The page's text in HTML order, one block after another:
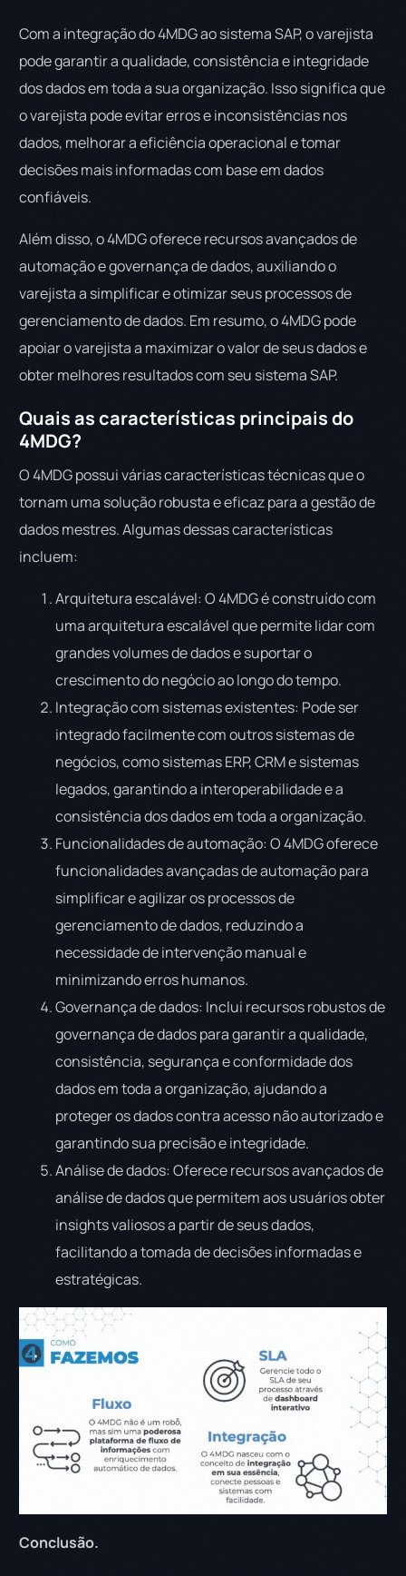
Com a integração do 4MDG ao sistema SAP, o varejista
pode garantir a qualidade, consistência e integridade
dos dados em toda a sua organização. Isso significa que
o varejista pode evitar erros e inconsistências nos
dados, melhorar a eficiência operacional e tomar
decisões mais informadas com base em dados
confiáveis.
Além disso, o 4MDG oferece recursos avançados de
automação e governança de dados, auxiliando o
varejista a simplificar e otimizar seus processos de
gerenciamento de dados. Em resumo, o 4MDG pode
apoiar o varejista a maximizar o valor de seus dados e
obter melhores resultados com seu sistema SAP.
Quais as características principais do
4MDG?
O 4MDG possui várias características técnicas que o
tornam uma solução robusta e eficaz para a gestão de
dados mestres. Algumas dessas características
incluem:
Arquitetura escalável: O 4MDG é construído com
uma arquitetura escalável que permite lidar com
grandes volumes de dados e suportar o
crescimento do negócio ao longo do tempo.
Integração com sistemas existentes: Pode ser
integrado facilmente com outros sistemas de
negócios, como sistemas ERP, CRM e sistemas
legados, garantindo a interoperabilidade e a
consistência dos dados em toda a organização.
Funcionalidades de automação: O 4MDG oferece
funcionalidades avançadas de automação para
simplificar e agilizar os processos de
gerenciamento de dados, reduzindo a
necessidade de intervenção manual e
minimizando erros humanos.
Governança de dados: Inclui recursos robustos de
governança de dados para garantir a qualidade,
consistência, segurança e conformidade dos
dados em toda a organização, ajudando a
proteger os dados contra acesso não autorizado e
garantindo sua precisão e integridade.
Análise de dados: Oferece recursos avançados de
análise de dados que permitem aos usuários obter
insights valiosos a partir de seus dados,
facilitando a tomada de decisões informadas e
estratégicas.
Conclusão.